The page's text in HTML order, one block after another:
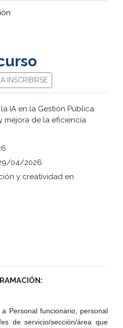
INSCRIBIRSE
IA en la Gestión Pública
mejora de la eficiencia
04/2026
y creatividad en
Personal funcionario, personal
de servicio/sección/área que